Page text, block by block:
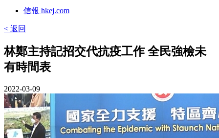
信報 hkej.com
< 返回
林鄭主持記招交代抗疫工作 全民強檢未
有時間表
2022-03-09